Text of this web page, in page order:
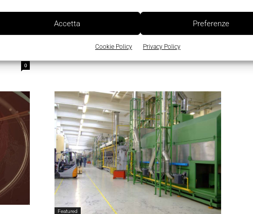
Accetta Preferenze
Cookie Policy Privacy Policy
0
Linee Guida per l’automazione e il
Motion Control nel packaging
Featured